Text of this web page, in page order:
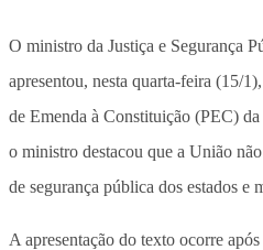
O ministro da Justiça e Segurança
apresentou, nesta quarta-feira (15/
de Emenda à Constituição (PEC)
o ministro destacou que a União
de segurança pública dos estados e
A apresentação do texto ocorre